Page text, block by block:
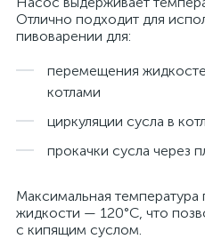
Отлично подходит для
пивоварении для:
перемещения
котлами
циркуляции сусла в
прокачки сусла через
Максимальная температура
жидкости — 120°C, что
с кипящим суслом.